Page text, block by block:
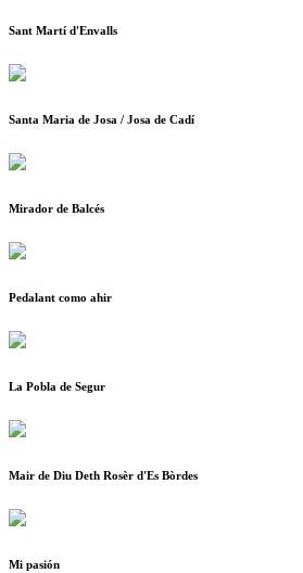
Sant Martí d'Envalls
Santa Maria de Josa / Josa de Cadí
Mirador de Balcés
Pedalant como ahir
La Pobla de Segur
Mair de Diu Deth Rosèr d'Es Bòrdes
Mi pasión